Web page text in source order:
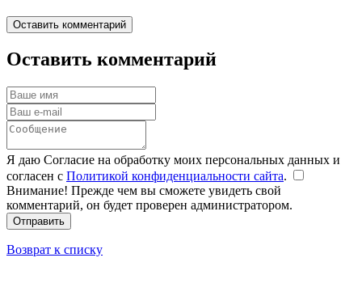
Оставить комментарий
Оставить комментарий
Я даю Согласие на обработку моих персональных данных и
согласен с Политикой конфиденциальности сайта.
Внимание! Прежде чем вы сможете увидеть свой
комментарий, он будет проверен администратором.
Отправить
Возврат к списку